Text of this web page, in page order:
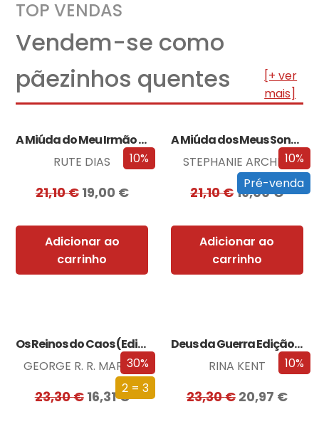
TOP VENDAS
Vendem-se como
pãezinhos quentes
[+ ver
mais]
10%
A Miúda do Meu Irmão – Edição…
RUTE DIAS
21,10€ 19,00 €
Adicionar ao
carrinho
10%
Pré-venda
A Miúda dos Meus Sonhos – Edição…
STEPHANIE ARCHER
21,10€19,00€
Adicionar ao
carrinho
30%
2 = 3
Os Reinos do Caos (Edição especial limitada)
GEORGE R. R. MARTIN
23,30€ 16,31€
10%
Deus da Guerra Edição com EDGES
RINA KENT
23,30€ 20,97 €